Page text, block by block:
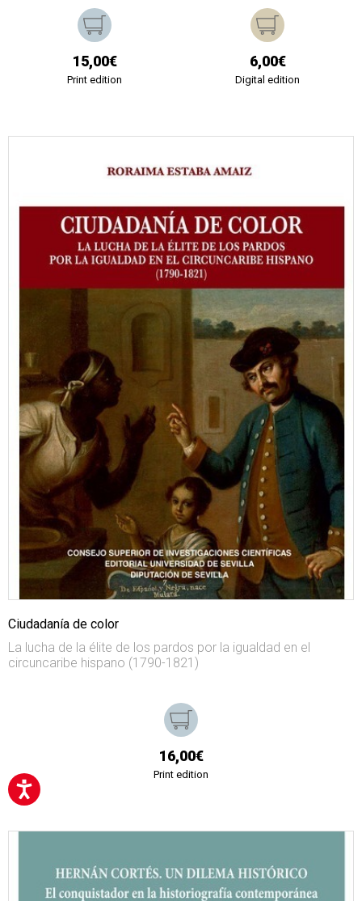
15,00€
Print edition
6,00€
Digital edition
Ciudadanía de color
La lucha de la élite de los pardos por la igualdad en el
circuncaribe hispano (1790-1821)
16,00€
Print edition